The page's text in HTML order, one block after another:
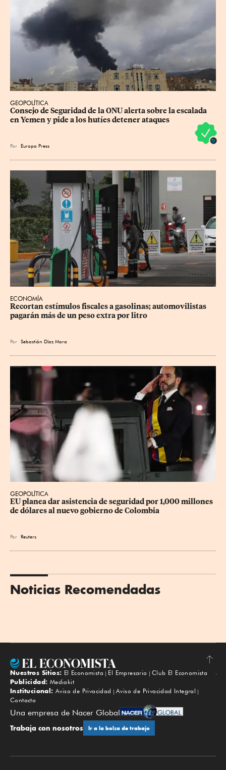
GEOPOLÍTICA
Consejo de Seguridad de la ONU alerta sobre la escalada
en Yemen y pide a los hutíes detener ataques
Por Europa Press
ECONOMÍA
Recortan estímulos fiscales a gasolinas; automovilistas
pagarán más de un peso extra por litro
Por Sebastián Díaz Mora
GEOPOLÍTICA
EU planea dar asistencia de seguridad por 1,000 millones
de dólares al nuevo gobierno de Colombia
Por Reuters
Noticias Recomendadas
Subir
Nuestros Sitios: El Economista El Empresario
Club El Economista
Publicidad: Mediakit
Institucional: Aviso de Privacidad
Aviso de Privacidad Integral
Contacto
Una empresa de Nacer Global
Trabaja con nosotros Ir a la bolsa de trabajo